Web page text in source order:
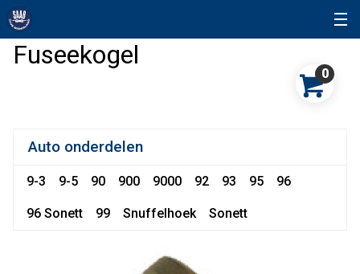
Fuseekogel
0
Auto onderdelen
9-3 9-5 90 900 9000 92 93 95 96
96 Sonett 99 Snuffelhoek Sonett